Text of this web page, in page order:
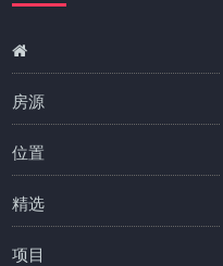
房源
位置
精选
项目